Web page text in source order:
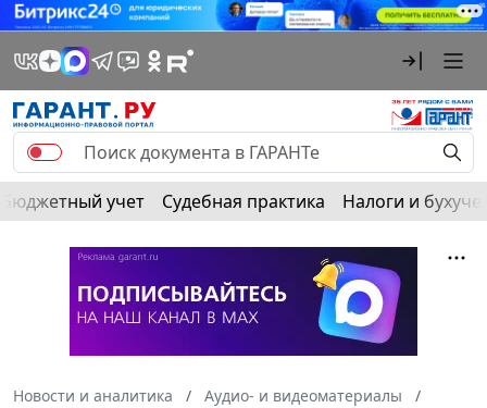
Бюджетный учет Судебная практика Налоги и
Новости и аналитика
Аудио- и видеоматериалы